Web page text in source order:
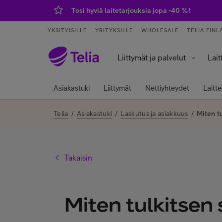
Tosi hyviä laitetarjouksia jopa -40 %!
YKSITYISILLE YRITYKSILLE WHOLESALE TELIA
Liittymät ja palvelut
Asiakastuki Liittymät Nettiyhteydet
Telia / Asiakastuki / Laskutus ja asiakkuus / Miten
Takaisin
Miten tulkitsen